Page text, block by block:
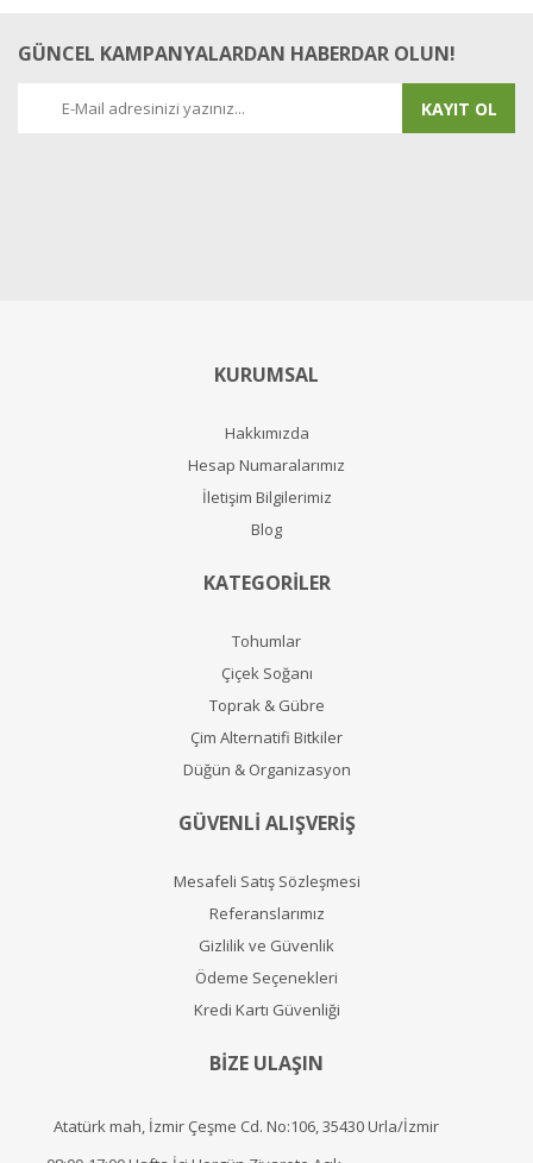
GÜNCEL KAMPANYALARDAN HABERDAR OLUN!
KAYIT OL
KURUMSAL
Hakkımızda
Hesap Numaralarımız
İletişim Bilgilerimiz
Blog
KATEGORİLER
Tohumlar
Çiçek Soğanı
Toprak & Gübre
Çim Alternatifi Bitkiler
Düğün & Organizasyon
GÜVENLİ ALIŞVERİŞ
Mesafeli Satış Sözleşmesi
Referanslarımız
Gizlilik ve Güvenlik
Ödeme Seçenekleri
Kredi Kartı Güvenliği
BİZE ULAŞIN
Atatürk mah, İzmir Çeşme Cd. No:106, 35430 Urla/İzmir